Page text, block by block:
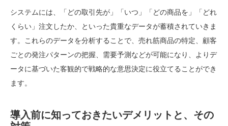
システムには、「どの取引先が」「いつ」「どの商品を」「どれ
くらい」注文したか、といった貴重なデータが蓄積されていきま
す。これらのデータを分析することで、売れ筋商品の特定、顧客
ごとの発注パターンの把握、需要予測などが可能になり、よりデ
ータに基づいた客観的で戦略的な意思決定に役立てることができ
ます。
導入前に知っておきたいデメリットと、その